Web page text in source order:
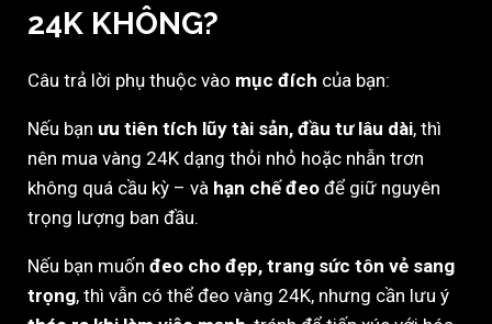
24K KHÔNG?
Câu trả lời phụ thuộc vào mục đích của bạn:
Nếu bạn ưu tiên tích lũy tài sản, đầu tư lâu dài, thì
nên mua vàng 24K dạng thỏi nhỏ hoặc nhẫn trơn
không quá cầu kỳ – và hạn chế đeo để giữ nguyên
trọng lượng ban đầu.
Nếu bạn muốn đeo cho đẹp, trang sức tôn vẻ sang
trọng, thì vẫn có thể đeo vàng 24K, nhưng cần lưu ý